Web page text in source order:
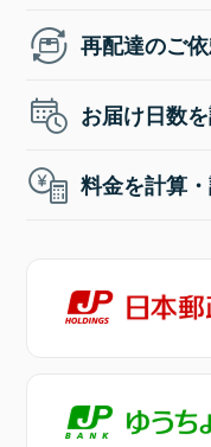
再配達のご
お届け日数
料金を計算